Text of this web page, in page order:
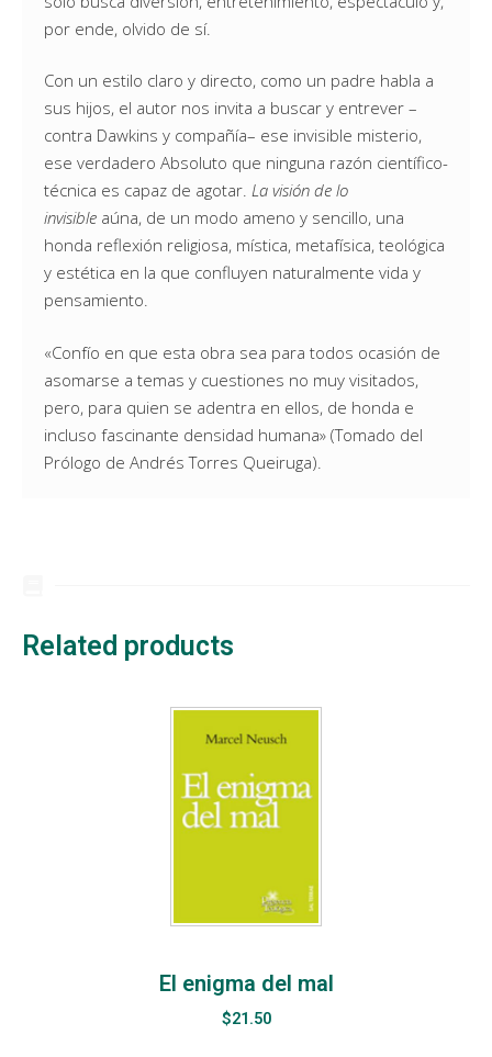
por ende, olvido de sí.
Con un estilo claro y directo, como un padre habla a
sus hijos, el autor nos invita a buscar y entrever –
contra Dawkins y compañía– ese invisible misterio,
ese verdadero Absoluto que ninguna razón científico-
técnica es capaz de agotar. La visión de lo
invisible aúna, de un modo ameno y sencillo, una
honda reflexión religiosa, mística, metafísica, teológica
y estética en la que confluyen naturalmente vida y
pensamiento.
«Confío en que esta obra sea para todos ocasión de
asomarse a temas y cuestiones no muy visitados,
pero, para quien se adentra en ellos, de honda e
incluso fascinante densidad humana» (Tomado del
Prólogo de Andrés Torres Queiruga).
Related products
El enigma del mal
$21.50